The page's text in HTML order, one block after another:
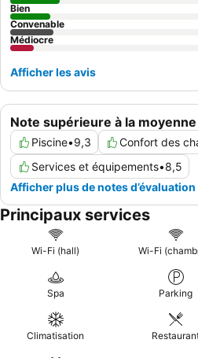
Note supérieure à la
Piscine•9,3 Confort des
Services et équipements•8,5
Afficher plus de notes d’évaluation
Bien
Convenable
Médiocre
Afficher les avis
Principaux services
Wi-Fi (hall) Wi-Fi
Spa Parking
Climatisation